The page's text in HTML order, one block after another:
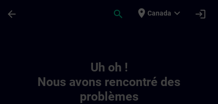
arrow_back search place Canada expand_more login
Uh oh !
Nous avons rencontré des
problèmes